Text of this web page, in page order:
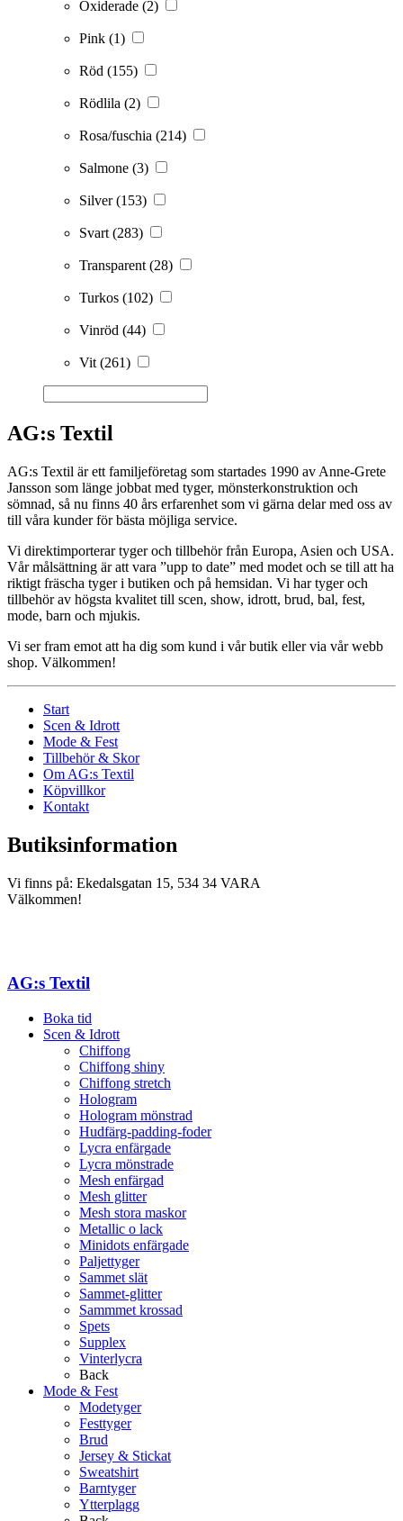
Oxiderade (2)
Pink (1)
Röd (155)
Rödlila (2)
Rosa/fuschia (214)
Salmone (3)
Silver(153)
Svart (283)
Transparent (28)
Turkos (102)
Vinröd (44)
Vit (261)
AG:s Textil
AG:s Textil är ett familjeföretag som startades 1990 av Anne-Grete
Jansson som länge jobbat med tyger, mönsterkonstruktion och
sömnad, så nu finns 40 års erfarenhet som vi gärna delar med oss av
till våra kunder för bästa möjliga service.
Vi direktimporterar tyger och tillbehör från Europa, Asien och USA.
Vår målsättning är att vara ”upp to date” med modet och se till att ha
riktigt fräscha tyger i butiken och på hemsidan. Vi har tyger och
tillbehör av högsta kvalitet till scen, show, idrott, brud, bal, fest,
mode, barn och mjukis.
Vi ser fram emot att ha dig som kund i vår butik eller via vår webb
shop. Välkommen!
Start
Scen & Idrott
Mode & Fest
Tillbehör & Skor
Om AG:s Textil
Köpvillkor
Kontakt
Butiksinformation
Vi finns på: Ekedalsgatan 15, 534 34 VARA
Välkommen!
AG:s Textil
Boka tid
Scen & Idrott
Chiffong
Chiffong shiny
Chiffong stretch
Hologram
Hologram mönstrad
Hudfärg-padding-foder
Lycra enfärgade
Lycra mönstrade
Mesh enfärgad
Mesh glitter
Mesh stora maskor
Metallic o lack
Minidots enfärgade
Paljettyger
Sammet slät
Sammet-glitter
Sammmet krossad
Spets
Supplex
Vinterlycra
Back
Mode & Fest
Modetyger
Festtyger
Brud
Jersey & Stickat
Sweatshirt
Barntyger
Ytterplagg